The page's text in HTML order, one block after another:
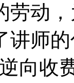
劳动
讲师
向收